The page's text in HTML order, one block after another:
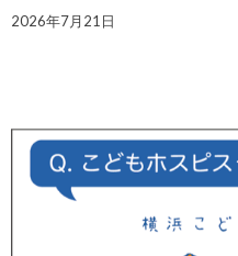
2026年7月21日